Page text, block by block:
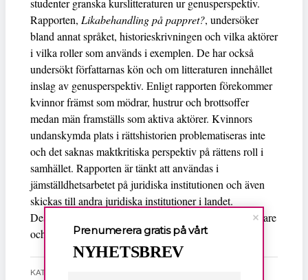
studenter granska kurslitteraturen ur genusperspektiv.
Rapporten, Likabehandling på pappret?, undersöker
bland annat språket, historieskrivningen och vilka aktörer
i vilka roller som används i exemplen. De har också
undersökt författarnas kön och om litteraturen innehållet
inslag av genusperspektiv. Enligt rapporten förekommer
kvinnor främst som mödrar, hustrur och brottsoffer
medan män framställs som aktiva aktörer. Kvinnors
undanskymda plats i rättshistorien problematiseras inte
och det saknas maktkritiska perspektiv på rättens roll i
samhället. Rapporten är tänkt att användas i
jämställdhetsarbetet på juridiska institutionen och även
skickas till andra juridiska institutioner i landet.
Dessutom söker rapporten påverka kurslitteraturförfattare
och förlag.
KATEGORI
Prenumerera gratis på vårt
NYHETSBREV